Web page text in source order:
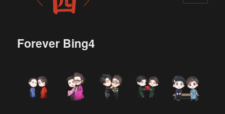
Forever Bing4